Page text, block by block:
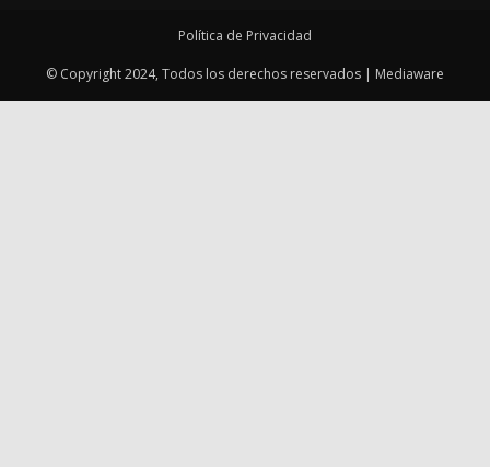
Política de Privacidad
© Copyright 2024, Todos los derechos reservados | Mediaware